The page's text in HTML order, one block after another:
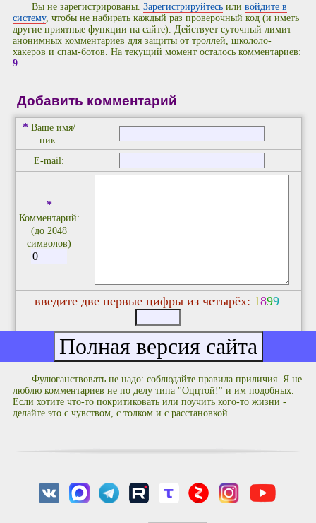
Вы не зарегистрированы.Зарегистрируйтесь иливойдите в
систему, чтобы не набирать каждый раз проверочный код (и иметь
другие приятные функции на сайте). Действует суточный лимит
анонимных комментариев для защиты от троллей, школоло-
хакеров и спам-ботов. На текущий момент осталось комментариев:
9
Добавить комментарий
* Ваше имя/
ник:
E-mail:
*
Комментарий:
(до 2048
символов)
введите две первые цифры из четырёх: 1899
Фулюганствовать не надо: соблюдайте правила приличия. Я не
люблю комментариев не по делу типа "Оццтой!" и им подобных.
Если хотите что-то покритиковать или поучить кого-то жизни -
делайте это с чувством, с толком и с расстановкой.